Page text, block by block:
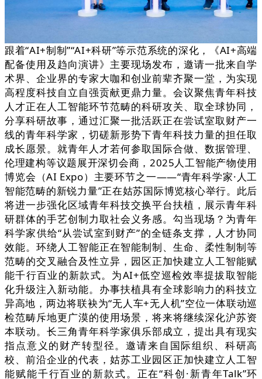
跟着“AI+制制”“AI+科研”等示范系统的深化，《AI+高端
配备使用及趋向演讲》主要现场发布，邀请一批来自学
术界、企业界的专家大咖和创业前辈齐聚一堂，为实现
高程度科技自立自强贡献更鼎力量。会议聚焦青年科技
人才正在人工智能环节范畴的科研攻关、取全球协同，
分享科研故事，通过汇聚一批活跃正在尝试室取财产一
线的青年科学家，切磋新形势下青年科技力量的担任取
成长愿景。就青年人才若何参取国际合做、数据管理、
伦理建构等议题展开深切会商，2025人工智能产物使用
博览会（AI Expo）主要环节之一——“青年科学家·人工
智能范畴的新锐力量”正在姑苏国际博览核心举行。此后
将进一步强化区域青年科技交换平台扶植，展示青年科
研群体的手艺创制力取社会义务感。勾当现场？为青年
科学家供给“从尝试室到财产”的全链条支撑，人才协同
效能。环绕人工智能正在智能制制、生命、柔性制制等
范畴的交叉融合及性立异，园区正加快建立人工智能赋
能千行百业的新款式。为AI+低空巡检效率提拔取智能
化升级注入新动能。办事扶植具有全球影响力的科技立
异高地，两边将联袂为“无人车+无人机”空位一体联动巡
检范畴斥地更广漠的使用场景，将来将继续深化沪苏资
本联动。长三角青年科学家俱乐部成立，提出具有现实
指点意义的财产转型径。邀请来自国际组织、科研高
校、前沿企业的代表，姑苏工业园区正加快建立人工智
能赋能千行百业的新款式。正在“科创·新青年Talk”环